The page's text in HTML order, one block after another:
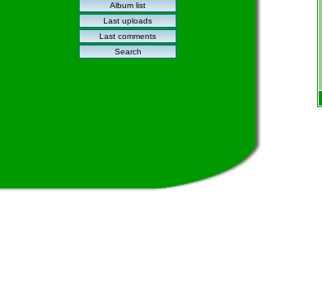
Album list
Last uploads
Last comments
Search